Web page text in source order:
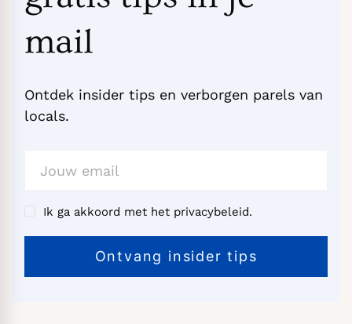
mail
Ontdek insider tips en verborgen parels van
locals.
Ik ga akkoord met het privacybeleid.